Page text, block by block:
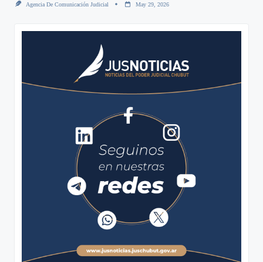
Agencia De Comunicación Judicial May 29, 2026